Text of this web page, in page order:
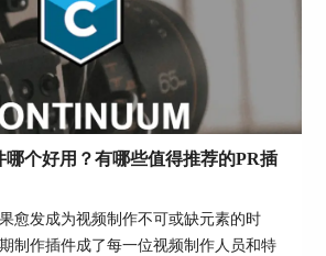
法。...
哪个好用？有哪些值得推荐的PR插
愈发成为视频制作不可或缺元素的时
制作插件成了每一位视频制作人员和特